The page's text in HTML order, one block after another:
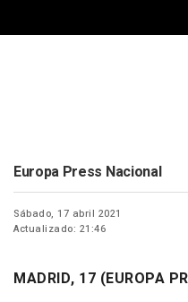
Europa Press Nacional
Sábado, 17 abril 2021
Actualizado: 21:46
MADRID, 17 (EUROPA